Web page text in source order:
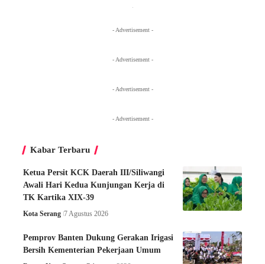
- Advertisement -
- Advertisement -
- Advertisement -
- Advertisement -
Kabar Terbaru
Ketua Persit KCK Daerah III/Siliwangi
Awali Hari Kedua Kunjungan Kerja di
TK Kartika XIX-39
Kota Serang 7 Agustus 2026
Pemprov Banten Dukung Gerakan Irigasi
Bersih Kementerian Pekerjaan Umum